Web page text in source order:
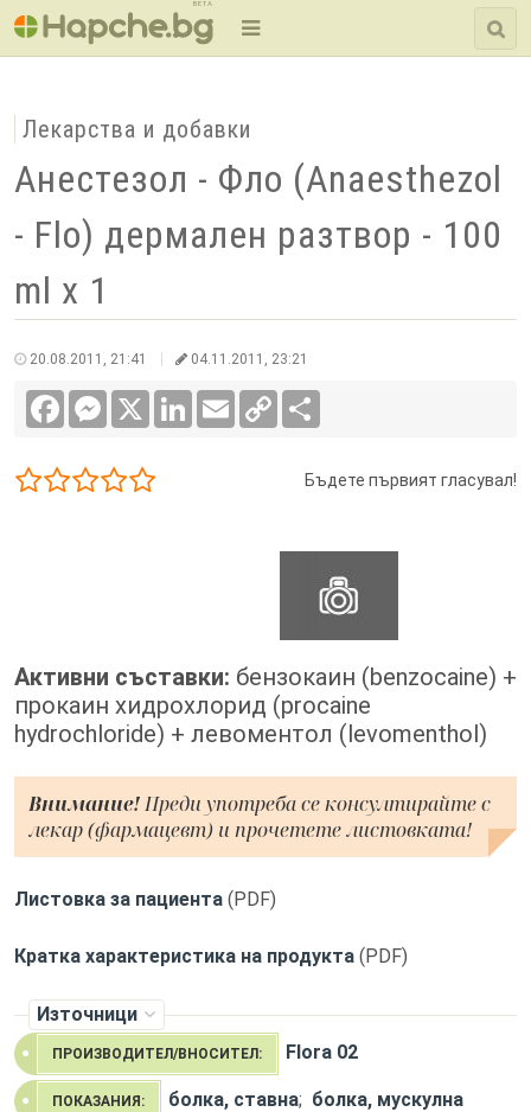
BETA
Лекарства и добавки
Анестезол - Фло (Anaesthezol
- Flo) дермален разтвор - 100
ml x 1
20.08.2011, 21:41 04.11.2011, 23:21
FacebookMessenger LinkedInEmail
Copy
Link
1/52/53/54/55/5 Бъдете първият гласувал!
Активни съставки: бензокаин (benzocaine) +
прокаин хидрохлорид (procaine
hydrochloride) + левоментол (levomenthol)
Внимание!Преди употреба се консултирайте с
лекар (фармацевт) и прочетете листовката!
Листовка за пациента (PDF)
Кратка характеристика на продукта (PDF)
Източници
ПРОИЗВОДИТЕЛ/ВНОСИТЕЛ: Flora 02
ПОКАЗАНИЯ: болка, ставна; болка, мускулна